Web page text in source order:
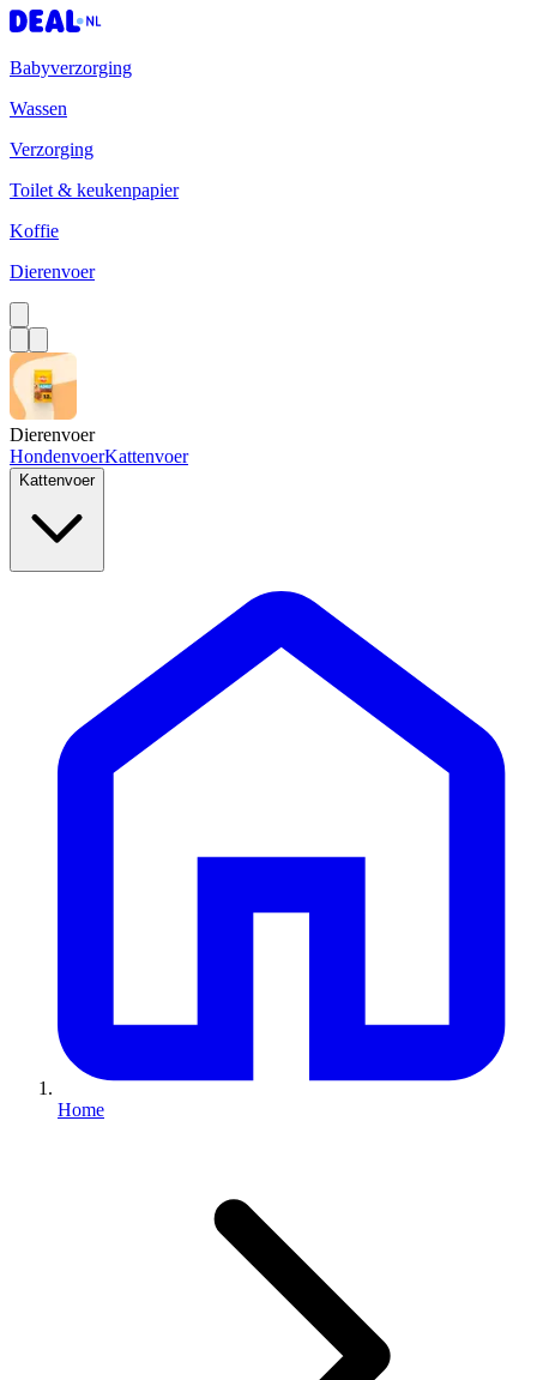
Babyverzorging
Wassen
Verzorging
Toilet & keukenpapier
Koffie
Dierenvoer
Dierenvoer
HondenvoerKattenvoer
Kattenvoer
Home